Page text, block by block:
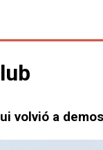
volvió a